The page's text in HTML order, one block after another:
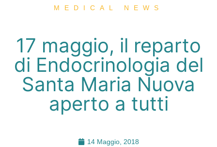
MEDICAL NEWS
17 maggio, il reparto
di Endocrinologia del
Santa Maria Nuova
aperto a tutti
14 Maggio, 2018